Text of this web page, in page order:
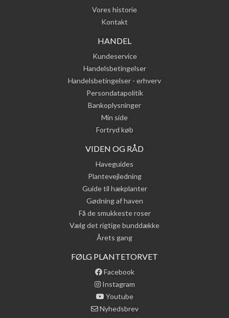
Vores historie
Kontakt
HANDEL
Kundeservice
Handelsbetingelser
Handelsbetingelser - erhverv
Persondatapolitik
Bankoplysninger
Min side
Fortryd køb
VIDEN OG RÅD
Haveguides
Plantevejledning
Guide til hækplanter
Gødning af haven
Få de smukkeste roser
Vælg det rigtige bunddække
Årets gang
FØLG PLANTETORVET
Facebook
Instagram
Youtube
Nyhedsbrev